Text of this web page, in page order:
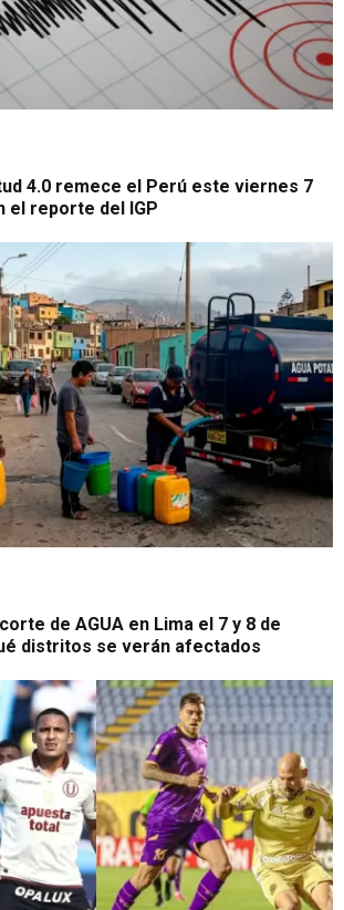
4.0 remece el Perú este viernes 7
el reporte del IGP
de AGUA en Lima el 7 y 8 de
distritos se verán afectados